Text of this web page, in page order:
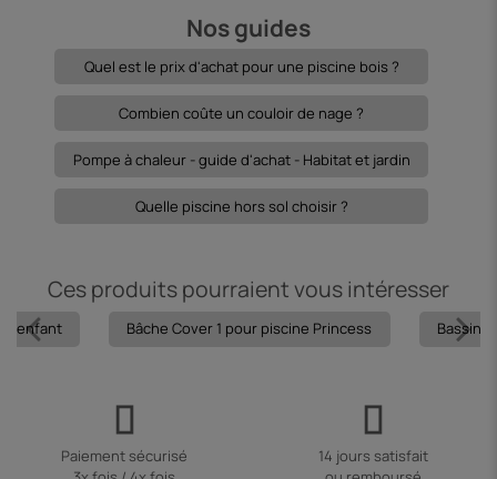
Nos guides
Quel est le prix d'achat pour une piscine bois ?
Combien coûte un couloir de nage ?
Pompe à chaleur - guide d'achat - Habitat et jardin
Quelle piscine hors sol choisir ?
Ces produits pourraient vous intéresser
enfant Bâche Cover 1 pour piscine Princess Bassin
Paiement sécurisé
14 jours satisfait